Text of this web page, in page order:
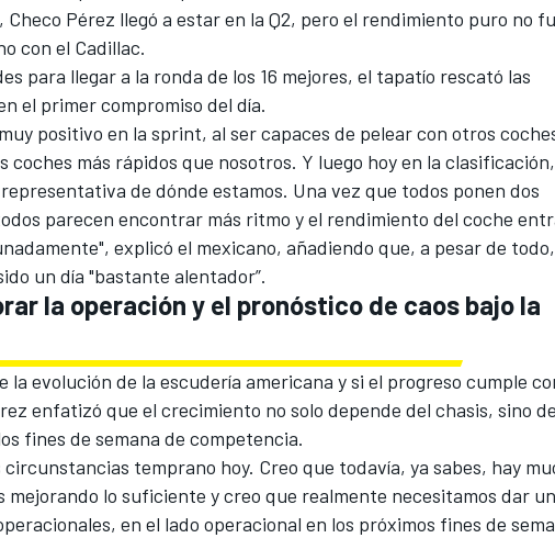
Pérez llegó a estar en la Q2, pero el rendimiento puro no
con el Cadillac.
para llegar a la ronda de los 16 mejores, el tapatío rescató las
el primer compromiso del día.
positivo en la sprint, al ser capaces de pelear con otros
coches más rápidos que nosotros. Y luego hoy en la
de dónde estamos. Una vez que todos ponen dos
parecen encontrar más ritmo y el rendimiento del coche
explicó el mexicano, añadiendo que, a pesar de todo,
un día "bastante alentador”.
la operación y el pronóstico de caos bajo la
la evolución de la escudería americana y si el progreso cumple
enfatizó que el crecimiento no solo depende del chasis, sino
fines de semana de competencia.
temprano hoy. Creo que todavía, ya sabes, hay
mejorando lo suficiente y creo que realmente necesitamos dar un
en el lado operacional en los próximos fines de